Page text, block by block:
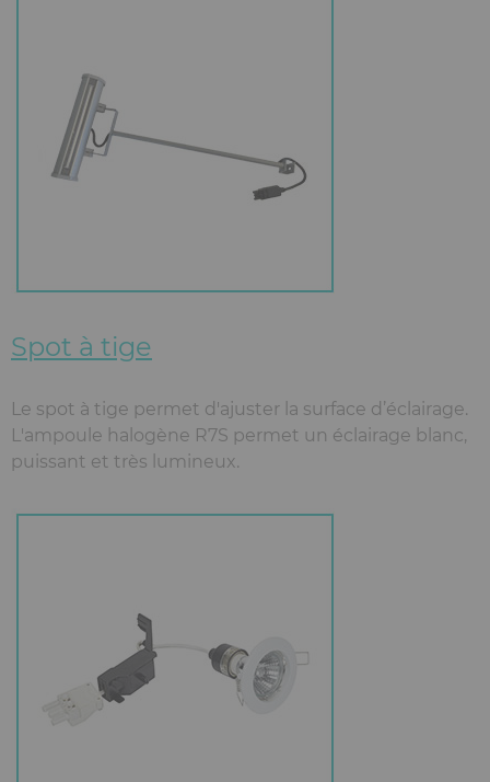
Spot à tige
Le spot à tige permet d'ajuster la surface d’éclairage.
L'ampoule halogène R7S permet un éclairage blanc,
puissant et très lumineux.